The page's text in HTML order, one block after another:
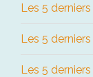
Les 5
Les 5
Les 5